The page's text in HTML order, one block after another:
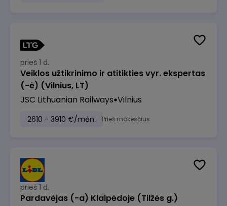
prieš 1 d.
Veiklos užtikrinimo ir atitikties vyr. ekspertas
(-ė) (Vilnius, LT)
JSC Lithuanian Railways Vilnius
2610 - 3910 €/mėn. Prieš mokesčius
prieš 1 d.
Pardavėjas (-a) Klaipėdoje (Tilžės g.)